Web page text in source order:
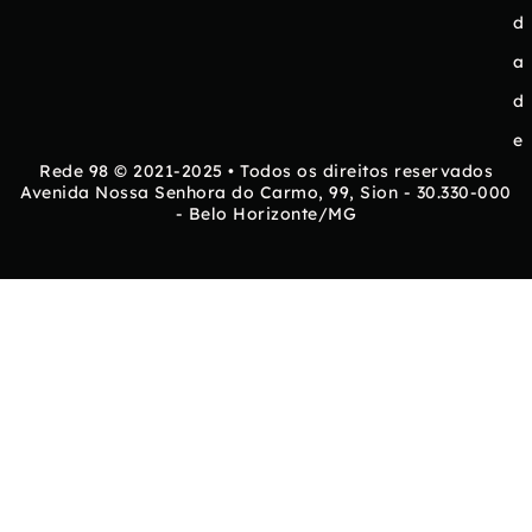
d
a
d
e
Rede 98 © 2021-2025 • Todos os direitos reservados
Avenida Nossa Senhora do Carmo, 99, Sion - 30.330-000
- Belo Horizonte/MG